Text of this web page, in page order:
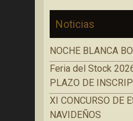
Noticias
NOCHE BLANCA
Feria del Stock
PLAZO DE
XI CONCURSO DE
NAVIDEÑOS